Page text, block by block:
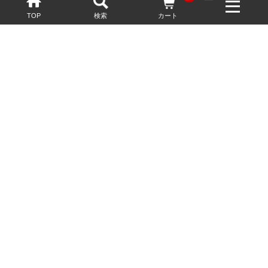
TOP 検索 カート